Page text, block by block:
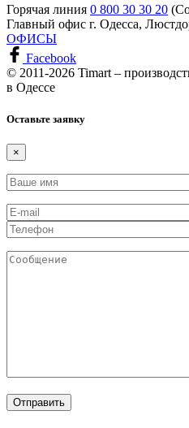
Горячая линия 0 800 30 30 20
Главный офис г. Одесса,
ОФИСЫ
Facebook
© 2011-2026 Timart –
в Одессе
Оставьте заявку
×